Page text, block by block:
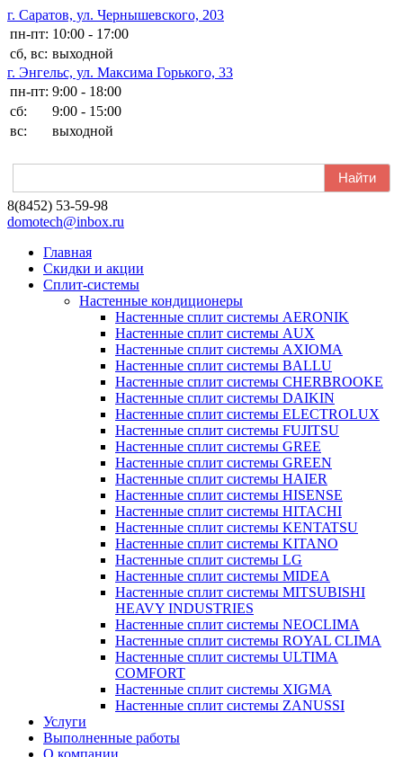
г. Саратов, ул. Чернышевского, 203
пн-пт: 10:00 - 17:00
сб, вс: выходной
г. Энгельс, ул. Максима Горького, 33
пн-пт: 9:00 - 18:00
сб:
9:00 - 15:00
вс:
выходной
8(8452) 53-59-98
domotech@inbox.ru
Главная
Скидки и акции
Сплит-системы
Настенные кондиционеры
Настенные сплит системы AERONIK
Настенные сплит системы AUX
Настенные сплит системы AXIOMA
Настенные сплит системы BALLU
Настенные сплит системы CHERBROOKE
Настенные сплит системы DAIKIN
Настенные сплит системы ELECTROLUX
Настенные сплит системы FUJITSU
Настенные сплит системы GREE
Настенные сплит системы GREEN
Настенные сплит системы HAIER
Настенные сплит системы HISENSE
Настенные сплит системы HITACHI
Настенные сплит системы KENTATSU
Настенные сплит системы KITANO
Настенные сплит системы LG
Настенные сплит системы MIDEA
Настенные сплит системы MITSUBISHI
HEAVY INDUSTRIES
Настенные сплит системы NEOCLIMA
Настенные сплит системы ROYAL CLIMA
Настенные сплит системы ULTIMA
COMFORT
Настенные сплит системы XIGMA
Настенные сплит системы ZANUSSI
Услуги
Выполненные работы
О компании